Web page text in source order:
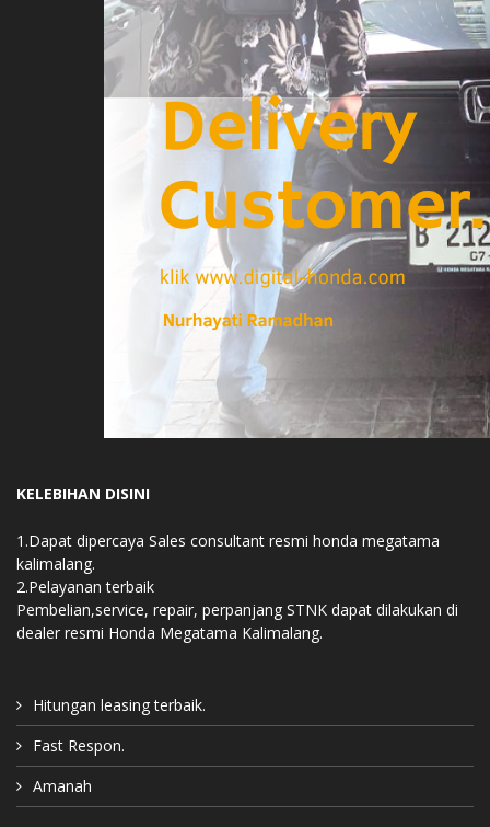
KELEBIHAN DISINI
1.Dapat dipercaya Sales consultant resmi honda megatama
kalimalang.
2.Pelayanan terbaik
Pembelian,service, repair, perpanjang STNK dapat dilakukan di
dealer resmi Honda Megatama Kalimalang.
Hitungan leasing terbaik.
Fast Respon.
Amanah